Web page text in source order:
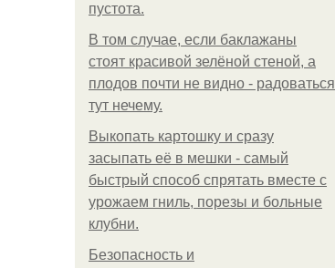
пустота.
В том случае, если баклажаны
стоят красивой зелёной стеной, а
плодов почти не видно - радоваться
тут нечему.
Выкопать картошку и сразу
засыпать её в мешки - самый
быстрый способ спрятать вместе с
урожаем гниль, порезы и больные
клубни.
Безопасность и